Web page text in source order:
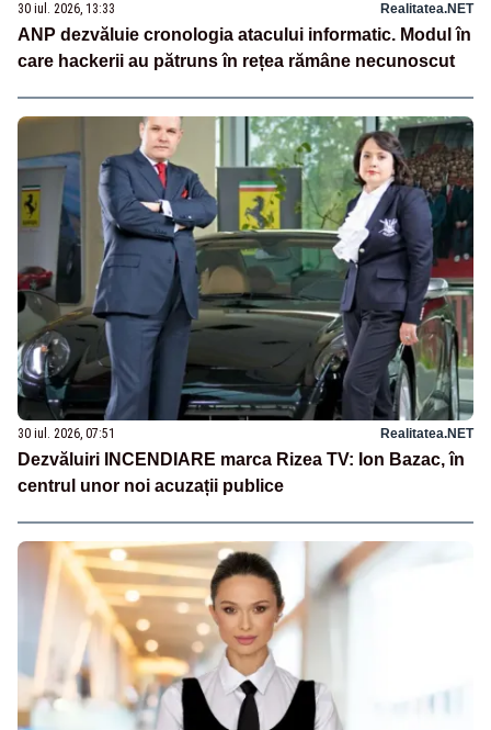
30 iul. 2026, 13:33 Realitatea.NET
ANP dezvăluie cronologia atacului informatic. Modul în
care hackerii au pătruns în rețea rămâne necunoscut
30 iul. 2026, 07:51 Realitatea.NET
Dezvăluiri INCENDIARE marca Rizea TV: Ion Bazac, în
centrul unor noi acuzații publice